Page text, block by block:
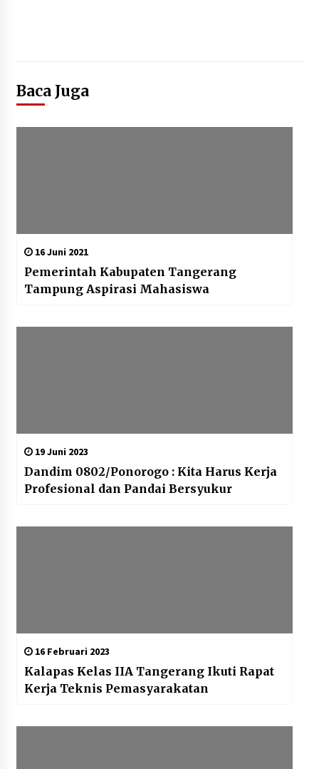
Baca Juga
16 Juni 2021
Pemerintah Kabupaten Tangerang
Tampung Aspirasi Mahasiswa
19 Juni 2023
Dandim 0802/Ponorogo : Kita Harus Kerja
Profesional dan Pandai Bersyukur
16 Februari 2023
Kalapas Kelas IIA Tangerang Ikuti Rapat
Kerja Teknis Pemasyarakatan